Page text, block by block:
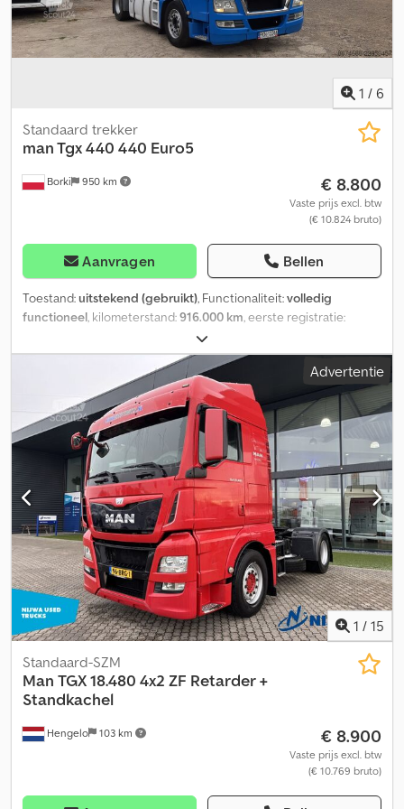
ventilator, centrale deurvergrendeling, toegelaten totaalgewicht
18,00 t. De vrachtwagen is in goede staat! Crodpfx Aezlp Ewengjf
Onderhoudsboekje tot 571.789 km!
Angsf Vooras: Bandenmaat: 315/60 R22,5; Gestuurd; Paraboolvering
Achteras: Bandenmaat: 295/60 R22,5; Dubbel lucht; Luchtvering
Technische staat: zeer goed Optische staat: zeer goed
1 / 6
Borki 950 km
Standaard trekker
man Tgx 440 440 Euro5
€ 8.800
Vaste prijs excl. btw
(€ 10.824 bruto)
Aanvragen Bellen
Toestand:uitstekend (gebruikt), Functionaliteit:volledig
functioneel, kilometerstand:916.000 km, eerste registratie:
, bandenmaten:
Bouwjaar:2013, Uitrusting:ABS, AdBlue, Bluetooth, EBS
(Elektronisch Remsysteem), airconditioning, bekrachtigde
besturing, boordcomputer, centrale vergrendeling, cruise
control, elektrische raamverstelling, elektronisch
stabiliteitsprogramma (ESP), extra koplampen, koelkast,
mistlampen, navigatiesysteem, spoiler, standkachel,
stoelverwarming, tweede brandstoftank, Man TGX440 Euro 5,
automatische transmissie. Zonder retarder. Hydraulisch systeem
voor een beweegbare laadvloer. De truck is in zeer goede staat.
Er zijn geen gebreken. Cjdpfozmnqbex Angerf
Advertentie
1 / 15
Hengelo 103 km
Standaard-SZM
Man TGX 18.480 4x2 ZF Retarder +
Standkachel
€ 8.900
Vaste prijs excl. btw
(€ 10.769 bruto)